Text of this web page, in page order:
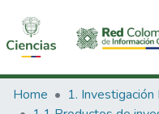
Communities &
Home